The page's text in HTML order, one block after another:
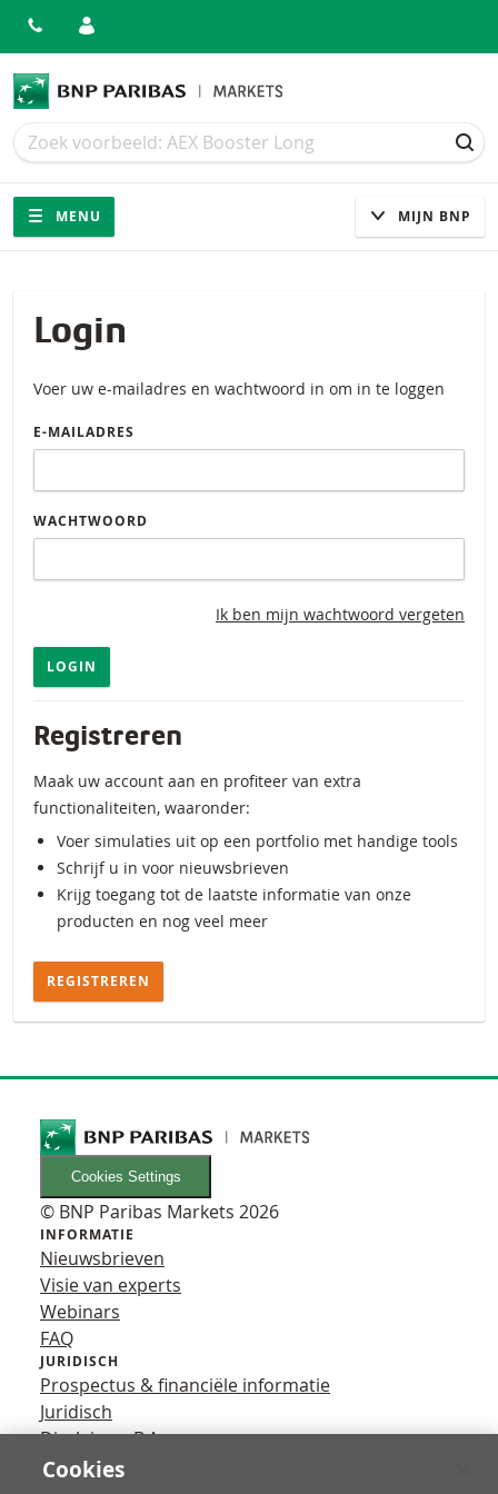
Zoek
Zoek
Navigatie
Site navigatie
MENU MIJN BNP
Login
Voer uw e-mailadres en wachtwoord in om in te loggen
E-MAILADRES
WACHTWOORD
Ik ben mijn wachtwoord vergeten
LOGIN
Registreren
Maak uw account aan en profiteer van extra
functionaliteiten, waaronder:
Voer simulaties uit op een portfolio met handige tools
Schrijf u in voor nieuwsbrieven
Krijg toegang tot de laatste informatie van onze
producten en nog veel meer
REGISTREREN
Cookies Settings
© BNP Paribas Markets 2026
INFORMATIE
Nieuwsbrieven
Visie van experts
Webinars
FAQ
JURIDISCH
Prospectus & financiële informatie
Juridisch
Disclaimer B.A.
Privacy
Cookies